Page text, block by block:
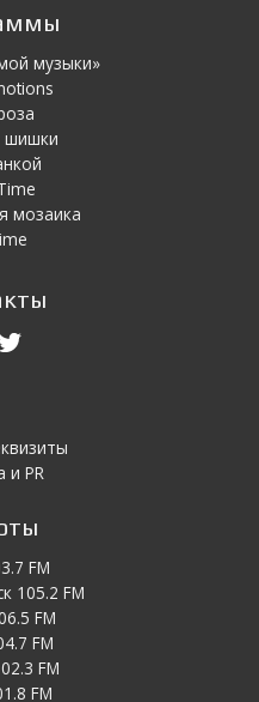
музыки»
шишки
мозаика
и PR
FM
105.2 FM
FM
FM
FM
FM